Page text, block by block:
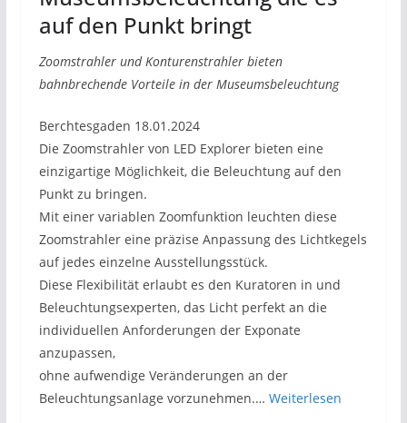
auf den Punkt bringt
Zoomstrahler und Konturenstrahler bieten
bahnbrechende Vorteile in der Museumsbeleuchtung
Berchtesgaden 18.01.2024
Die Zoomstrahler von LED Explorer bieten eine
einzigartige Möglichkeit, die Beleuchtung auf den
Punkt zu bringen.
Mit einer variablen Zoomfunktion leuchten diese
Zoomstrahler eine präzise Anpassung des Lichtkegels
auf jedes einzelne Ausstellungsstück.
Diese Flexibilität erlaubt es den Kuratoren in und
Beleuchtungsexperten, das Licht perfekt an die
individuellen Anforderungen der Exponate
anzupassen,
ohne aufwendige Veränderungen an der
Beleuchtungsanlage vorzunehmen.… Weiterlesen